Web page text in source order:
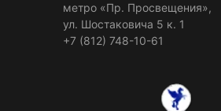
метро «Пр. Просвещения»,
ул. Шостаковича 5 к. 1
+7 (812) 748-10-61